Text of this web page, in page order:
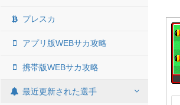
プレスカ
アプリ版WEBサカ攻略
携帯版WEBサカ攻略
最近更新された選手